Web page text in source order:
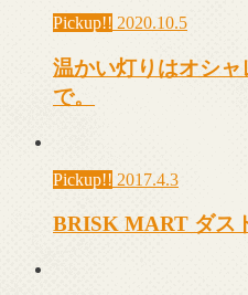
Pickup!! 2020.10.5
温かい灯りはオシ
で。
Pickup!! 2017.4.3
BRISK MART ダス